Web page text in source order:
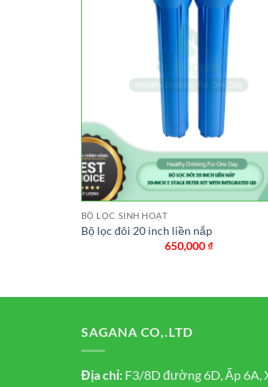
BỘ LỌC SINH HOẠT
Bộ lọc đôi 20 inch liền nắp
650,000₫
SAGANA CO,.LTD
Địa chỉ: F3/8D đường 6D, Ấp 6A,